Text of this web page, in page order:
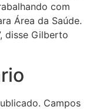
com
Área da Saúde.
disse Gilberto
Campos